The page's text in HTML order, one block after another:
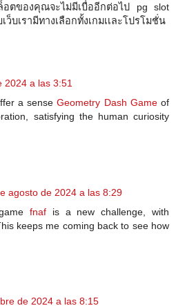
ตของคุณจะไม่มีเบื่ออีกต่อไป pg slot
บเรามีทางเลือกทั้งเกมเเละโปรโมชั่น
2024 a las 3:51
a senseGeometry Dash Gameof
satisfying the human curiosity
agosto de 2024 a las 8:29
fnaf is a new challenge, with
keeps me coming back to see how
de 2024 a las 8:15